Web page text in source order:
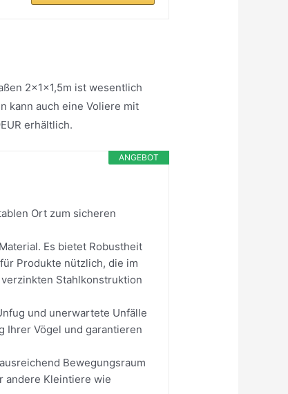
2x1x1,5m ist wesentlich
kann auch eine Voliere mit
erhältlich.
ANGEBOT
Ort zum sicheren
Es bietet Robustheit
Produkte nützlich, die im
Stahlkonstruktion
und unerwartete Unfälle
Ihrer Vögel und garantieren
Bewegungsraum
andere Kleintiere wie